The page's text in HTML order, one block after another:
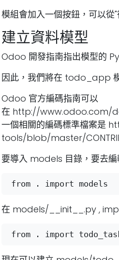
模組會加入一個按鈕，可以從
建立資料模型
Odoo 開發指南指出模型的
因此，我們將在 todo_app
Odoo 官方編碼指南可以
在 http://www.odoo.com/
一個相關的編碼標準檔案是
tools/blob/master/
要導入 models 目錄，要去
在 models/__init__.py ,